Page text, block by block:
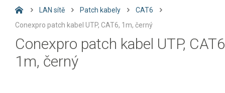
LAN sítě Patch kabely
CAT6
Conexpro patch kabel UTP, CAT6, 1m, černý
Conexpro patch kabel UTP,
1m, černý